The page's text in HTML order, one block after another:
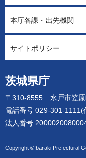
茨城県庁
〒310-8555 水戸市笠原
電話番号 029-301-1111(
法人番号
Copyright ©Ibaraki Prefectural
本庁各課・出先機関
サイトポリシー